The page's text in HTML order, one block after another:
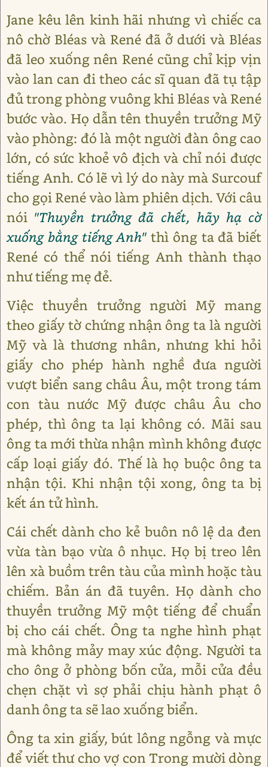
Jane kêu lên kinh hãi nhưng vì chiếc ca
nô chờ Bléas và René đã ở dưới và Bléas
đã leo xuống nên René cũng chỉ kịp vịn
vào lan can đi theo các sĩ quan đã tụ tập
đủ trong phòng vuông khi Bléas và René
bước vào. Họ dẫn tên thuyền trưởng Mỹ
vào phòng: đó là một người đàn ông cao
lớn, có sức khoẻ vô địch và chỉ nói được
tiếng Anh. Có lẽ vì lý do này mà Surcouf
cho gọi René vào làm phiên dịch. Với câu
nói "Thuyền trưởng đã chết, hãy hạ cờ
xuống bằng tiếng Anh" thì ông ta đã biết
René có thể nói tiếng Anh thành thạo
như tiếng mẹ đẻ.
Việc thuyền trưởng người Mỹ mang
theo giấy tờ chứng nhận ông ta là người
Mỹ và là thương nhân, nhưng khi hỏi
giấy cho phép hành nghề đưa người
vượt biển sang châu Âu, một trong tám
con tàu nước Mỹ được châu Âu cho
phép, thì ông ta lại không có. Mãi sau
ông ta mới thừa nhận mình không được
cấp loại giấy đó. Thế là họ buộc ông ta
nhận tội. Khi nhận tội xong, ông ta bị
kết án tử hình.
Cái chết dành cho kẻ buôn nô lệ da đen
vừa tàn bạo vừa ô nhục. Họ bị treo lên
lên xà buồm trên tàu của mình hoặc tàu
chiếm. Bản án đã tuyên. Họ dành cho
thuyền trưởng Mỹ một tiếng để chuẩn
bị cho cái chết. Ông ta nghe hình phạt
mà không mảy may xúc động. Người ta
cho ông ở phòng bốn cửa, mỗi cửa đều
chẹn chặt vì sợ phải chịu hành phạt ô
danh ông ta sẽ lao xuống biển.
Ông ta xin giấy, bút lông ngỗng và mực
để viết thư cho vợ con Trong mười dòng